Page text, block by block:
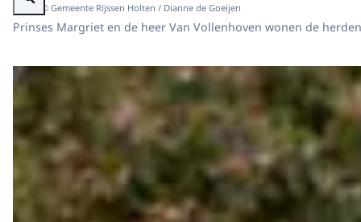
Beeld: © Gemeente Rijssen Holten / Dianne de Goeijen
Prinses Margriet en de heer Van Vollenhoven wonen de